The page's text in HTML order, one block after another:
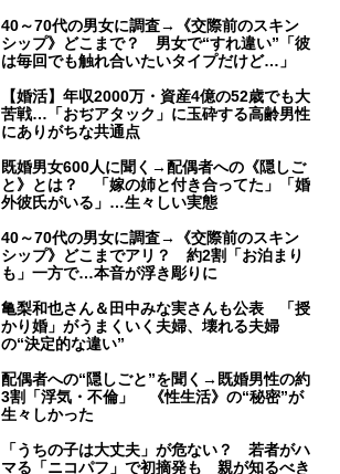
40～70代の男女に調査→《交際前のスキン
シップ》どこまで？ 男女で“すれ違い”「彼
は毎回でも触れ合いたいタイプだけど…」
【婚活】年収2000万・資産4億の52歳でも大
苦戦…「おぢアタック」に玉砕する高齢男性
にありがちな共通点
既婚男女600人に聞く→配偶者への《隠しご
と》とは？ 「嫁の姉と付き合ってた」「婚
外彼氏がいる」…生々しい実態
40～70代の男女に調査→《交際前のスキン
シップ》どこまでアリ？ 約2割「お泊まり
も」一方で…本音が浮き彫りに
亀梨和也さん＆田中みな実さんも公表 「授
かり婚」がうまくいく夫婦、壊れる夫婦
の“決定的な違い”
配偶者への“隠しごと”を聞く→既婚男性の約
3割「浮気・不倫」 《性生活》の“秘密”が
生々しかった
「うちの子は大丈夫」が危ない？ 若者がハ
マる「ニコパフ」で初摘発も 親が知るべき